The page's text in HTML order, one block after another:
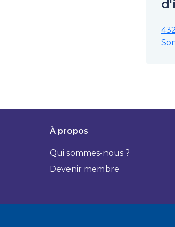
À propos
Qui sommes-nous ?
Devenir membre